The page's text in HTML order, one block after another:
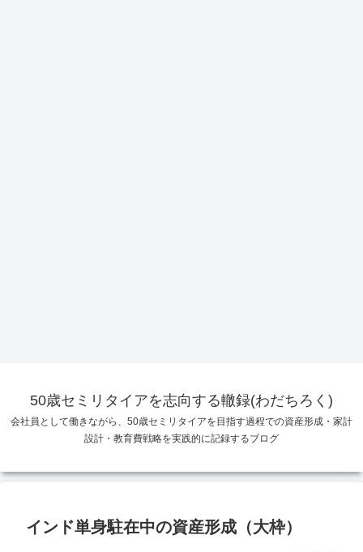
50歳セミリタイアを志向する轍録(わだちろく)
会社員として働きながら、50歳セミリタイアを目指す過程での資産形成・家計
設計・教育費戦略を実践的に記録するブログ
インド単身駐在中の資産形成（大枠）